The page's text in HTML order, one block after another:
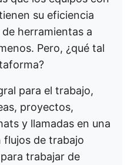
su eficiencia
herramientas a
Pero, ¿qué tal
para el trabajo,
proyectos,
y llamadas en una
flujos de trabajo
trabajar de